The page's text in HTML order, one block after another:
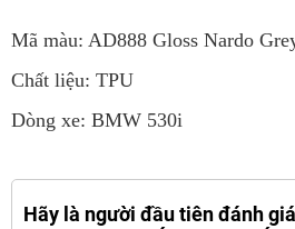
Mã màu: AD888 Gloss Nardo
Chất liệu: TPU
Dòng xe: BMW 530i
Hãy là người đầu tiên đánh